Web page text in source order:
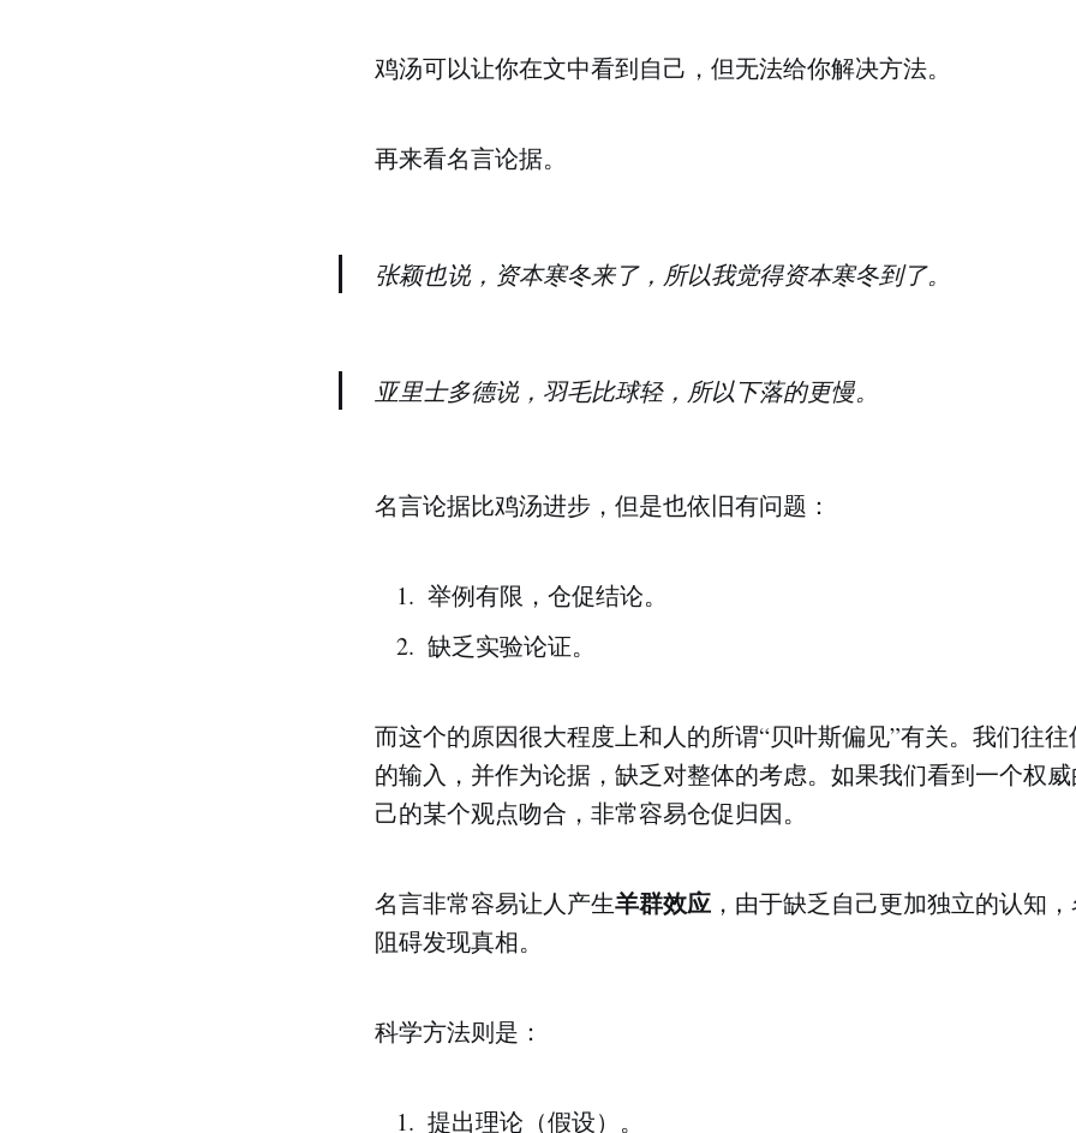
鸡汤可以让你在文中看到自己，但无法给你解决方法。
再来看名言论据。
张颖也说，资本寒冬来了，所以我觉得资本寒冬到了。
亚里士多德说，羽毛比球轻，所以下落的更慢。
名言论据比鸡汤进步，但是也依旧有问题：
举例有限，仓促结论。
缺乏实验论证。
而这个的原因很大程度上和人的所谓“贝叶斯偏见”有关。我们往
的输入，并作为论据，缺乏对整体的考虑。如果我们看到一个权
己的某个观点吻合，非常容易仓促归因。
名言非常容易让人产生羊群效应 ，由于缺乏自己更加独立的认知
阻碍发现真相。
科学方法则是：
提出理论（假设）。